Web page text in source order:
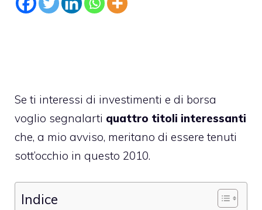
Se ti interessi di investimenti e di borsa
voglio segnalarti quattro titoli interessanti
che, a mio avviso, meritano di essere tenuti
sott’occhio in questo 2010.
Indice